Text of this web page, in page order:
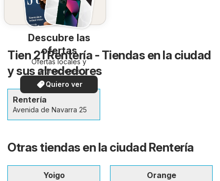
Descubre las
ofertas
Ofertas locales y
promociones
especiales.
Quiero ver
Tien 21 Rentería - Tiendas en la ciudad
y sus alrededores
Rentería
Avenida de Navarra 25
Otras tiendas en la ciudad Rentería
Yoigo
Orange